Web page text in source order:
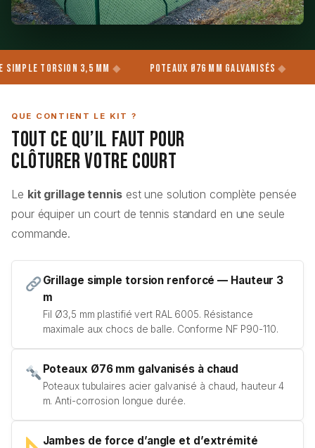
3,5 mm Poteaux Ø76 mm Galvanisés NF P90-110
QUE CONTIENT LE KIT ?
Tout ce qu’il Faut pour
Clôturer Votre Court
Le kit grillage tennisest une solution complète pensée
pour équiper un court de tennis standard en une seule
commande.
Grillage simple torsion renforcé — Hauteur 3
m
Fil Ø3,5 mm plastifié vert RAL 6005. Résistance
maximale aux chocs de balle. Conforme NF P90-110.
Poteaux Ø76 mm galvanisés à chaud
Poteaux tubulaires acier galvanisé à chaud, hauteur 4
m. Anti-corrosion longue durée.
Jambes de force d’angle et d’extrémité